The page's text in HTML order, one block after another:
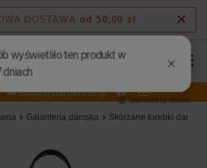
sklep@barberinis.pl
DOSTAWA od 50,00 zł
Galanteria damska Skórzane torebki